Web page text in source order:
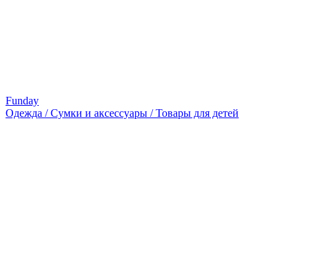
Funday
Одежда / Сумки и аксессуары / Товары для детей